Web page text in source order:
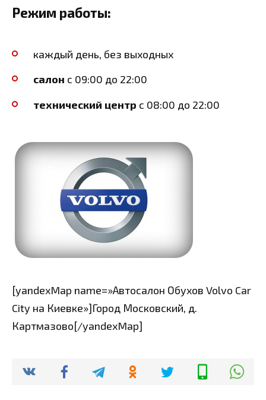
Режим работы:
каждый день, без выходных
салон с 09:00 до 22:00
технический центр с 08:00 до 22:00
[yandexMap name=»Автосалон Обухов Volvo Car
City на Киевке»]Город Московский, д.
Картмазово[/yandexMap]